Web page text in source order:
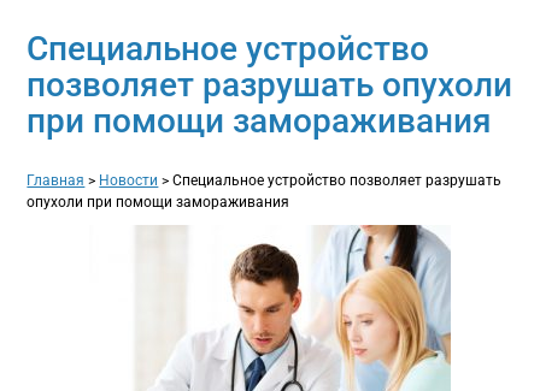
Специальное устройство
позволяет разрушать опухоли
при помощи замораживания
Главная > Новости >Специальное устройство позволяет разрушать
опухоли при помощи замораживания